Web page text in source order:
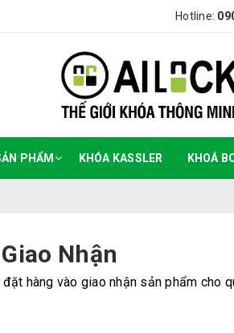
Hotline:
PHẨM KHÓA KASSLER KHOÁ
Nhận
hàng vào giao nhận sản phẩm cho